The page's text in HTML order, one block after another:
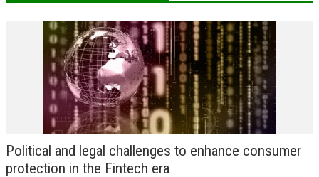
RISK MANAGEMENT
SVILUPPO SOSTENIBILE
PERSONA E CITTÀ
L’UMANISTA
DIRITTO PENALE D’IMPRESA
Political and legal challenges to enhance consumer
protection in the Fintech era